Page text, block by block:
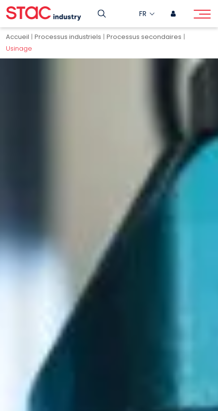
FR
Accueil | Processus industriels | Processus secondaires |
Usinage